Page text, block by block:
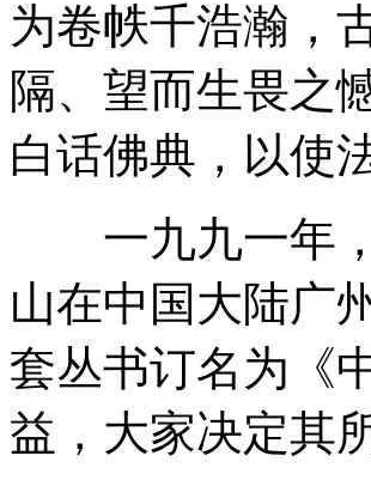
为卷帙千浩瀚，
隔、望而生畏之
白话佛典，以使
一九九一年，
山在中国大陆广
套丛书订名为《
益，大家决定其